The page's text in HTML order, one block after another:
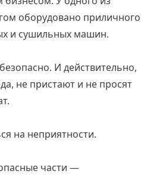
оборудовано приличного
и сушильных машин.
И действительно,
не пристают и не просят
на неприятности.
части —